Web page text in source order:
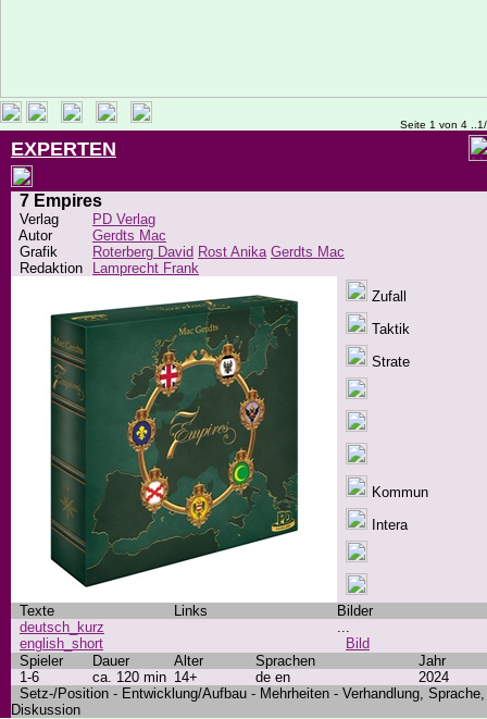
Seite 1 von 4
EXPERTEN
7 Empires
Verlag
PD Verlag
Autor
Gerdts Mac
Grafik
Roterberg David Rost Anika Gerdts Mac
Redaktion
Lamprecht Frank
Zufall
Taktik
Strate
Kommun
Intera
Texte Links
Bilder
deutsch_kurz
english_short
...
Bild
Spieler
Dauer Alter Sprachen
Jahr
1-6
ca. 120 min 14+ de en
2024
Setz-/Position - Entwicklung/Aufbau - Mehrheiten - Verhandlung, Sprache,
Diskussion